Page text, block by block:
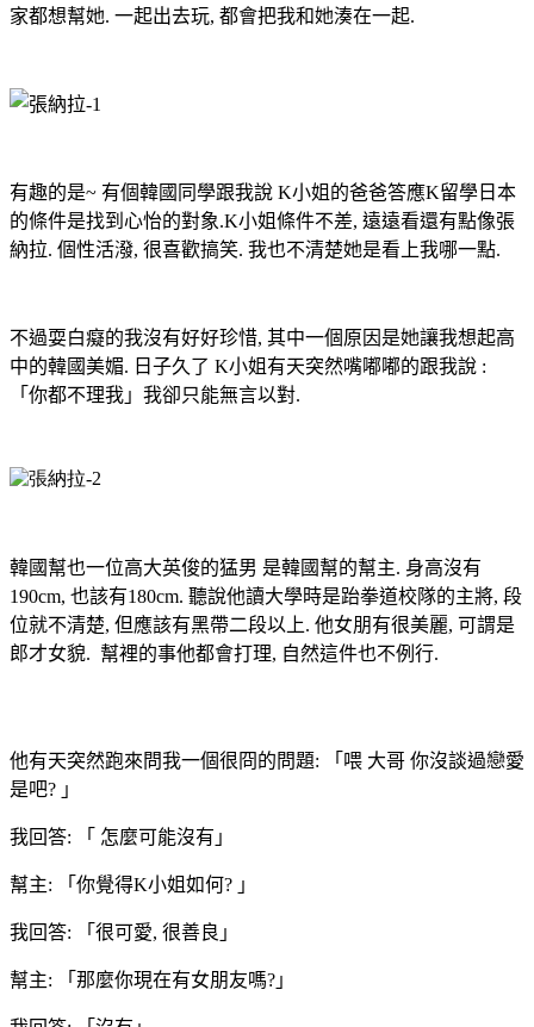
家都想幫她. 一起出去玩, 都會把我和她湊在一起.
有趣的是~ 有個韓國同學跟我說 K小姐的爸爸答應K留學日本
的條件是找到心怡的對象.K小姐條件不差, 遠遠看還有點像張
納拉. 個性活潑, 很喜歡搞笑. 我也不清楚她是看上我哪一點.
不過耍白癡的我沒有好好珍惜, 其中一個原因是她讓我想起高
中的韓國美媚. 日子久了 K小姐有天突然嘴嘟嘟的跟我說 :
「 你都不理我 」我卻只能無言以對.
韓國幫也一位高大英俊的猛男 是韓國幫的幫主. 身高沒有
190cm, 也該有180cm. 聽說他讀大學時是跆拳道校隊的主將, 段
位就不清楚, 但應該有黑帶二段以上. 他女朋有很美麗, 可謂是
郎才女貌. 幫裡的事他都會打理, 自然這件也不例行.
他有天突然跑來問我一個很冏的問題: 「喂 大哥 你沒談過戀愛
是吧? 」
我回答: 「 怎麼可能沒有」
幫主: 「你覺得K小姐如何? 」
我回答: 「很可愛, 很善良」
幫主: 「那麼你現在有女朋友嗎?」